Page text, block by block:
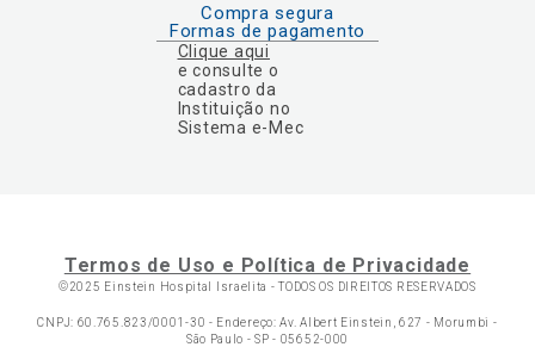
Compra segura
Formas de pagamento
Clique aqui
e consulte o
cadastro da
Instituição no
Sistema e-Mec
Termos de Uso e Política de Privacidade
©2025 Einstein Hospital Israelita -TODOS OS DIREITOS RESERVADOS
CNPJ: 60.765.823/0001-30 - Endereço: Av. Albert Einstein, 627 - Morumbi -
São Paulo - SP - 05652-000